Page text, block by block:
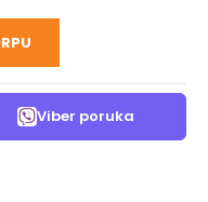
Viber poruka